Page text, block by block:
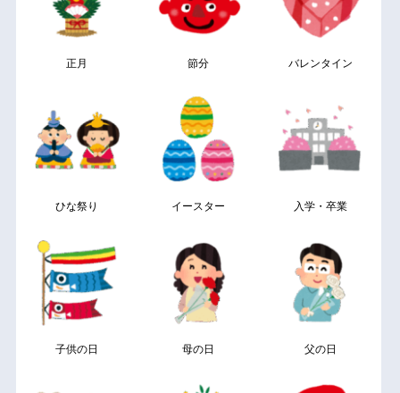
正月 節分 バレンタイン
ひな祭り イースター 入学・卒業
子供の日 母の日 父の日